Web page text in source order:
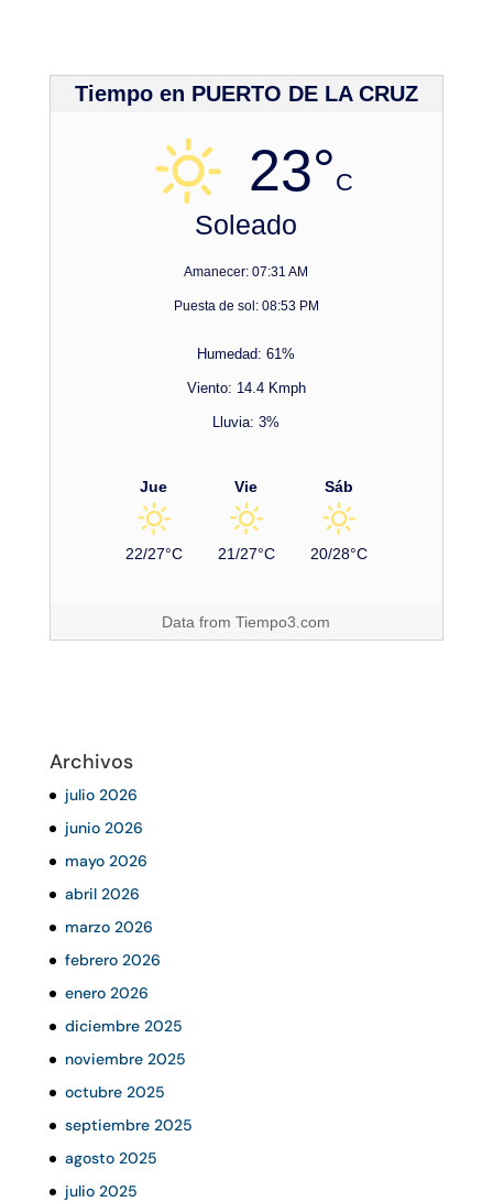
Tiempo en PUERTO DE LA CRUZ
23°C
Soleado
Amanecer: 07:31 AM
Puesta de sol: 08:53 PM
Humedad: 61%
Viento: 14.4 Kmph
Lluvia: 3%
Jue
22/27°C
Vie
21/27°C
Sáb
20/28°C
Data fromTiempo3.com
Archivos
julio 2026
junio 2026
mayo 2026
abril 2026
marzo 2026
febrero 2026
enero 2026
diciembre 2025
noviembre 2025
octubre 2025
septiembre 2025
agosto 2025
julio 2025